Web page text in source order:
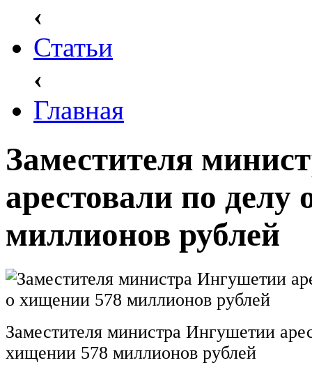
‹
Статьи
‹
Главная
Заместителя
арестовали по
миллионов рублей
Заместителя министра Ингушетии
хищении 578 миллионов рублей